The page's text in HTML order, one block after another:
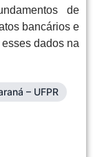
de
bancários e
dados na
– UFPR